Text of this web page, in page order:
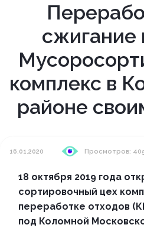
сжигание
комплекс в
районе
16.01.2020 Просмотров:
18 октября 2019 года
сортировочный цех
переработке отходов
под Коломной